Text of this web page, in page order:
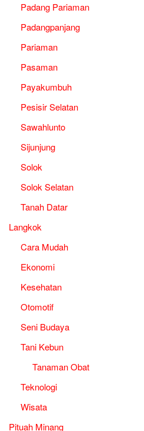
Padang Pariaman
Padangpanjang
Pariaman
Pasaman
Payakumbuh
Pesisir Selatan
Sawahlunto
Sijunjung
Solok
Solok Selatan
Tanah Datar
Langkok
Cara Mudah
Ekonomi
Kesehatan
Otomotif
Seni Budaya
Tani Kebun
Tanaman Obat
Teknologi
Wisata
Pituah Minang